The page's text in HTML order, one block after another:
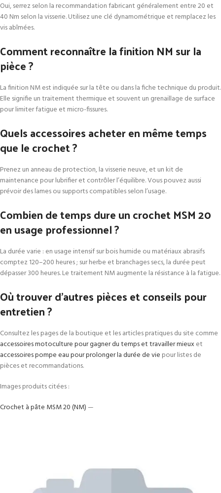
Oui, serrez selon la recommandation fabricant généralement entre 20 et
40 Nm selon la visserie. Utilisez une clé dynamométrique et remplacez les
vis abîmées.
Comment reconnaître la finition NM sur la
pièce ?
La finition NM est indiquée sur la tête ou dans la fiche technique du produit.
Elle signifie un traitement thermique et souvent un grenaillage de surface
pour limiter fatigue et micro-fissures.
Quels accessoires acheter en même temps
que le crochet ?
Prenez un anneau de protection, la visserie neuve, et un kit de
maintenance pour lubrifier et contrôler l’équilibre. Vous pouvez aussi
prévoir des lames ou supports compatibles selon l’usage.
Combien de temps dure un crochet MSM 20
en usage professionnel ?
La durée varie : en usage intensif sur bois humide ou matériaux abrasifs
comptez 120–200 heures ; sur herbe et branchages secs, la durée peut
dépasser 300 heures. Le traitement NM augmente la résistance à la fatigue.
Où trouver d’autres pièces et conseils pour
entretien ?
Consultez les pages de la boutique et les articles pratiques du site comme
accessoires motoculture pour gagner du temps et travailler mieux et
accessoires pompe eau pour prolonger la durée de vie pour listes de
pièces et recommandations.
Images produits citées :
Crochet à pâte MSM 20 (NM)—